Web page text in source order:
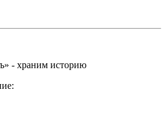
- храним историю